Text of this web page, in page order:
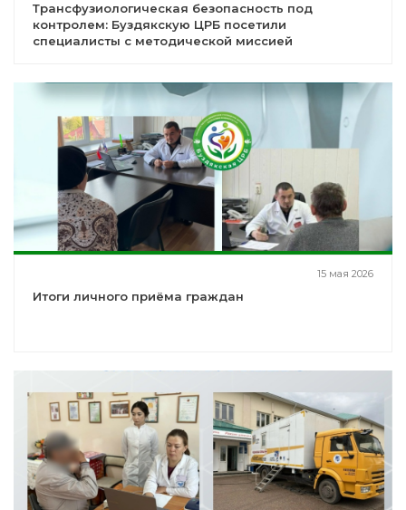
Трансфузиологическая безопасность под
контролем: Буздякскую ЦРБ посетили
специалисты с методической миссией
15 мая 2026
Итоги личного приёма граждан